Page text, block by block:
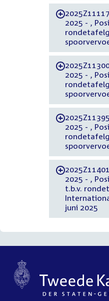
-
2025 - , Position paper Eurostar t.b.v.
-
2025 - , Position paper CER t.b.v.
-
2025 - , Position paper Rover t.b.v.
-
2025 - , Position paper Railtripping
t.b.v.
juni 2025